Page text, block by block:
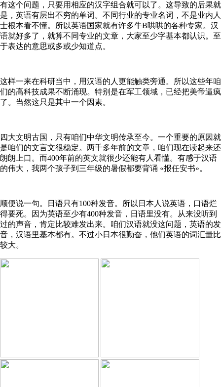
有这个问题，只要用相应的汉字组合就可以了。这导致的后果就
是，英语有层出不穷的单词。不同行业的专业名词，不是业内人
士根本看不懂。所以英语国家就有许多牛B哄哄的各种专家。汉
语就好多了，就算不同专业的文章，大家至少字基本都认识。至
于表达的意思或多或少知道点。
这样一来在科研当中，用汉语的人更能触类旁通。所以这些年咱
们的高科技成果不断涌现。特别是在军工领域，已经把美帝逼疯
了。当然这只是其中一个因素。
四大文明古国，只有咱们中华文明传承至今。一个重要的原因就
是咱们的文言文很稳定。两千多年前的文章，咱们现在读起来还
朗朗上口。而400年前的英文就很少还能有人看懂。有感于汉语
的伟大，我两个孩子到三年级的暑假都要背诵 «报任安书»。
顺便说一句。日语只有100种发音。所以日本人说英语，口语烂
得要死。因为英语至少有400种发音，日语里没有。从来没听到
过的声音，肯定比较难发出来。咱们汉语就没这问题，英语的发
音，汉语里基本都有。不过小日本很勤奋，他们英语的词汇量比
较大。